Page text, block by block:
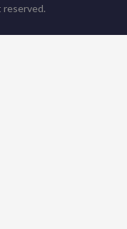
reserved.